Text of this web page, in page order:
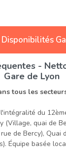
-
Gare de Lyon
tous les
du
(Village, quai de
de Bercy), Quai
Équipe basée